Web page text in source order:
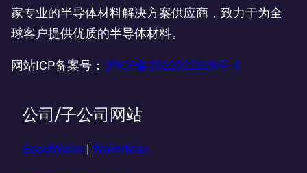
家专业的半导体材料解决方案供应商，致力于为全
球客户提供优质的半导体材料。
网站ICP备案号： 沪ICP备2022022028号-4
公司/子公司网站
GoodWafer WaferMax